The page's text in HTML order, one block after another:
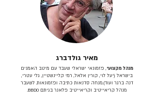
מאיר גולדברג
מנהל מקצועי, פזמונאי ישראלי שעבד עם מיטב האמנים
בישראל (יעל לוי, קורין אלאל, רמי קליינשטיין, גלי עטרי,
דנה ברגר ועוד).מנחה סדנאות כתיבה ופזמונאות. לשעבר
מנהל קריאייטיב וקריאייטיב פלאנר בגיתם BBDO.